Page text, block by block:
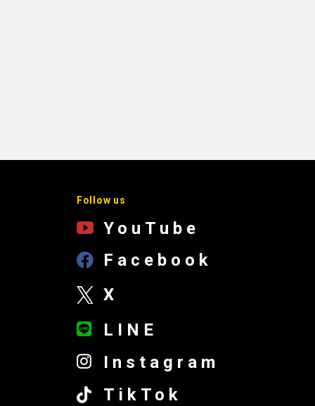
Follow us
YouTube
Facebook
X
LINE
Instagram
TikTok